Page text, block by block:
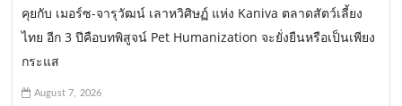
คุยกับ เมอร์ซ-จารุวัฒน์ เลาหวิศิษฏ์ แห่ง Kaniva ตลาดสัตว์เลี้ยง
ไทย อีก 3 ปีคือบทพิสูจน์ Pet Humanization จะยั่งยืนหรือเป็นเพียง
กระแส
August 7, 2026